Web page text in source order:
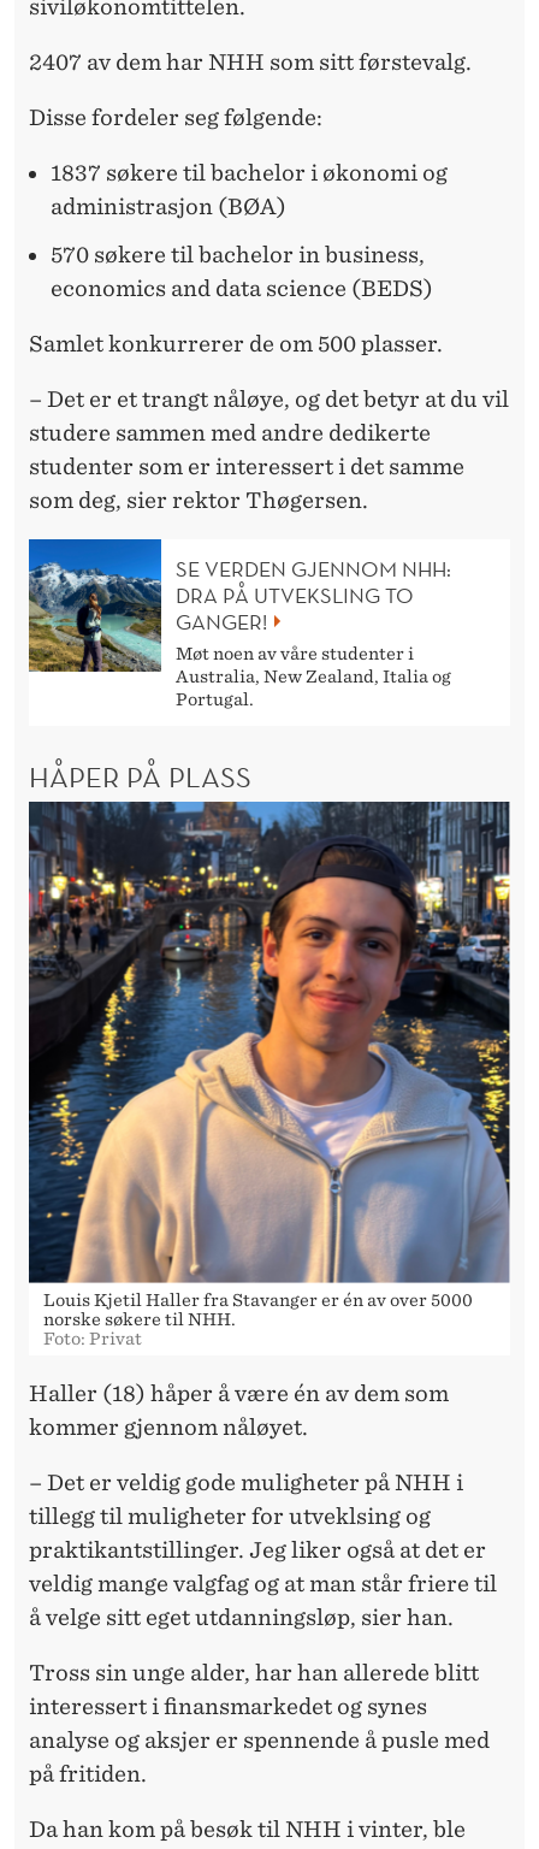
siviløkonomtittelen.
2407 av dem har NHH som sitt førstevalg.
Disse fordeler seg følgende:
1837 søkere til bachelor i økonomi og
administrasjon (BØA)
570 søkere til bachelor in business,
economics and data science (BEDS)
Samlet konkurrerer de om 500 plasser.
– Det er et trangt nåløye, og det betyr at du vil
studere sammen med andre dedikerte
studenter som er interessert i det samme
som deg, sier rektor Thøgersen.
SE VERDEN GJENNOM NHH:
DRA PÅ UTVEKSLING TO
GANGER!
Møt noen av våre studenter i
Australia, New Zealand, Italia og
Portugal.
HÅPER PÅ PLASS
Louis Kjetil Haller fra Stavanger er én av over 5000
norske søkere til NHH.
Foto: Privat
Haller (18) håper å være én av dem som
kommer gjennom nåløyet.
– Det er veldig gode muligheter på NHH i
tillegg til muligheter for utveklsing og
praktikantstillinger. Jeg liker også at det er
veldig mange valgfag og at man står friere til
å velge sitt eget utdanningsløp, sier han.
Tross sin unge alder, har han allerede blitt
interessert i finansmarkedet og synes
analyse og aksjer er spennende å pusle med
på fritiden.
Da han kom på besøk til NHH i vinter, ble